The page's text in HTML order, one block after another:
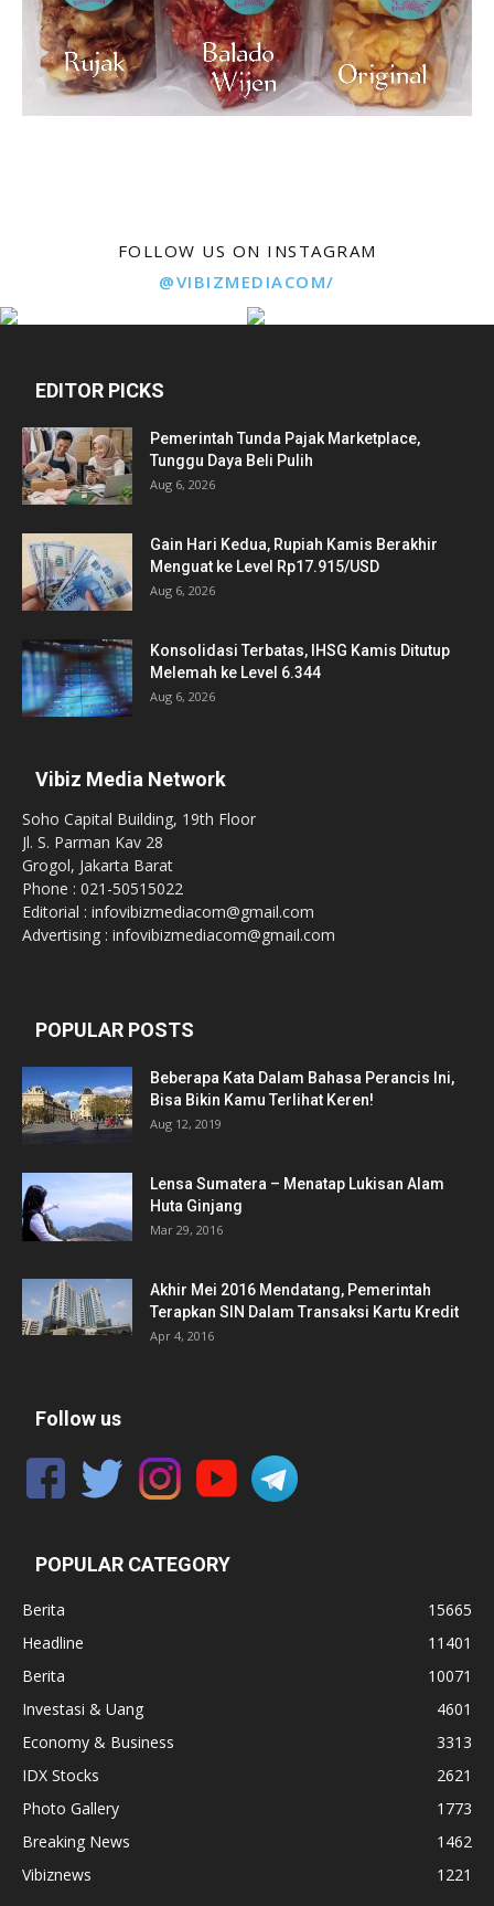
FOLLOW US ON INSTAGRAM
@VIBIZMEDIACOM/
EDITOR PICKS
Pemerintah Tunda Pajak Marketplace,
Tunggu Daya Beli Pulih
Aug 6, 2026
Gain Hari Kedua, Rupiah Kamis Berakhir
Menguat ke Level Rp17.915/USD
Aug 6, 2026
Konsolidasi Terbatas, IHSG Kamis Ditutup
Melemah ke Level 6.344
Aug 6, 2026
Vibiz Media Network
Soho Capital Building, 19th Floor
Jl. S. Parman Kav 28
Grogol, Jakarta Barat
Phone : 021-50515022
Editorial : infovibizmediacom@gmail.com
Advertising : infovibizmediacom@gmail.com
POPULAR POSTS
Beberapa Kata Dalam Bahasa Perancis Ini,
Bisa Bikin Kamu Terlihat Keren!
Aug 12, 2019
Lensa Sumatera – Menatap Lukisan Alam
Huta Ginjang
Mar 29, 2016
Akhir Mei 2016 Mendatang, Pemerintah
Terapkan SIN Dalam Transaksi Kartu Kredit
Apr 4, 2016
Follow us
POPULAR CATEGORY
Berita
15665
Headline
11401
Berita
10071
Investasi & Uang
4601
Economy & Business
3313
IDX Stocks
2621
Photo Gallery
1773
Breaking News
1462
Vibiznews
1221